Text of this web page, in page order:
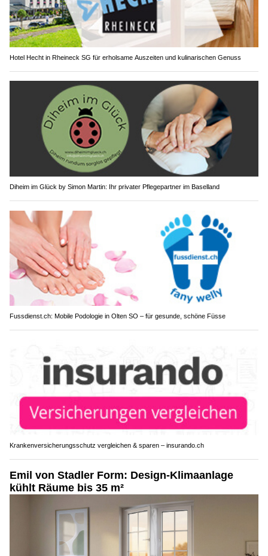
Hotel Hecht in Rheineck SG für erholsame Auszeiten und kulinarischen Genuss
Diheim im Glück by Simon Martin: Ihr privater Pflegepartner im Baselland
Fussdienst.ch: Mobile Podologie in Olten SO – für gesunde, schöne Füsse
Krankenversicherungsschutz vergleichen & sparen – insurando.ch
Emil von Stadler Form: Design-Klimaanlage
kühlt Räume bis 35 m²